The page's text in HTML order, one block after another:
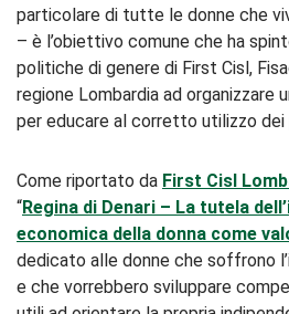
particolare di tutte le donne che
– è l’obiettivo comune che ha
politiche di genere di First Cisl,
regione Lombardia ad organizzare
per educare al corretto utilizzo dei
Come riportato da First Cisl
“Regina di Denari – La tutela
economica della donna come
dedicato alle donne che soffrono
e che vorrebbero sviluppare